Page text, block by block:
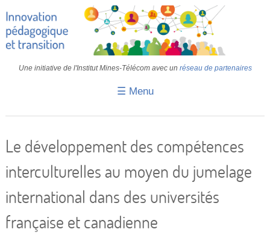
Une initiative de l'Institut Mines-Télécom avec un réseau de partenaires
☰ Menu
Transition
IA
IMT
Le développement des compétences
interculturelles au moyen du jumelage
international dans des universités
française et canadienne